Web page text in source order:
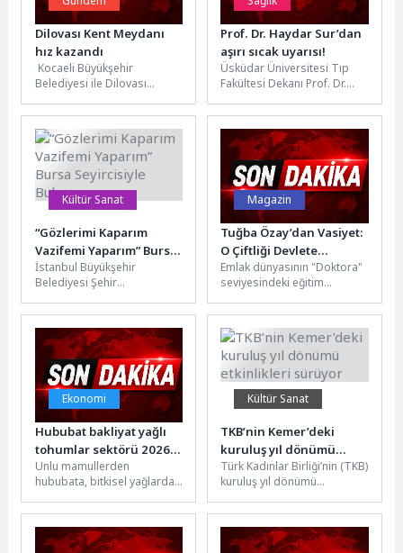
Dilovası Kent Meydanı
hız kazandı
Kocaeli Büyükşehir
Belediyesi ile Dilovası
hayata geçirilen Dilovası
Kent Meydanı Projesi’nde
çalışmalar...
Prof. Dr. Haydar Sur’dan
aşırı sıcak uyarısı!
Üsküdar Üniversitesi Tıp
Fakültesi Dekanı Prof. Dr.
havanın yarattığı tehlikeler
ve...
Kültür Sanat
“Gözlerimi Kaparım
Vazifemi Yaparım” Bursa
Seyircisiyle Buluşuyor
İstanbul Büyükşehir
Belediyesi Şehir
hikayesiyle öne çıkan
“Gözlerimi Kaparım Vazifemi
Yaparım” oyununu Bursa...
Magazin
Tuğba Özay’dan Vasiyet:
O Çiftliği Devlete
Bağışlayacağım!
Emlak dünyasının "Doktora"
seviyesindeki eğitim
Engineering, 3. dönem
mezunlarını Beykoz Liva
Köşk'te...
Ekonomi
Hububat bakliyat yağlı
tohumlar sektörü 2026
yılının ikinci yarısında
ihracat artışı hedefliyor
Unlu mamullerden
hububata, bitkisel yağlardan
bakliyatlardan şekerli
mamullere, baharatlardan
yağlı tohumlara geniş bir...
Kültür Sanat
TKB’nin Kemer’deki
kuruluş yıl dönümü
etkinlikleri sürüyor
Türk Kadınlar Birliği’nin (TKB)
kuruluş yıl dönümü
düzenlenen etkinlikler yoğun
katılımla devam ediyor....